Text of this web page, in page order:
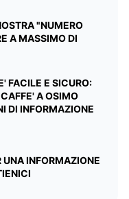
"NUMERO
A MASSIMO DI
FACILE E SICURO:
A OSIMO
DI INFORMAZIONE
UNA INFORMAZIONE